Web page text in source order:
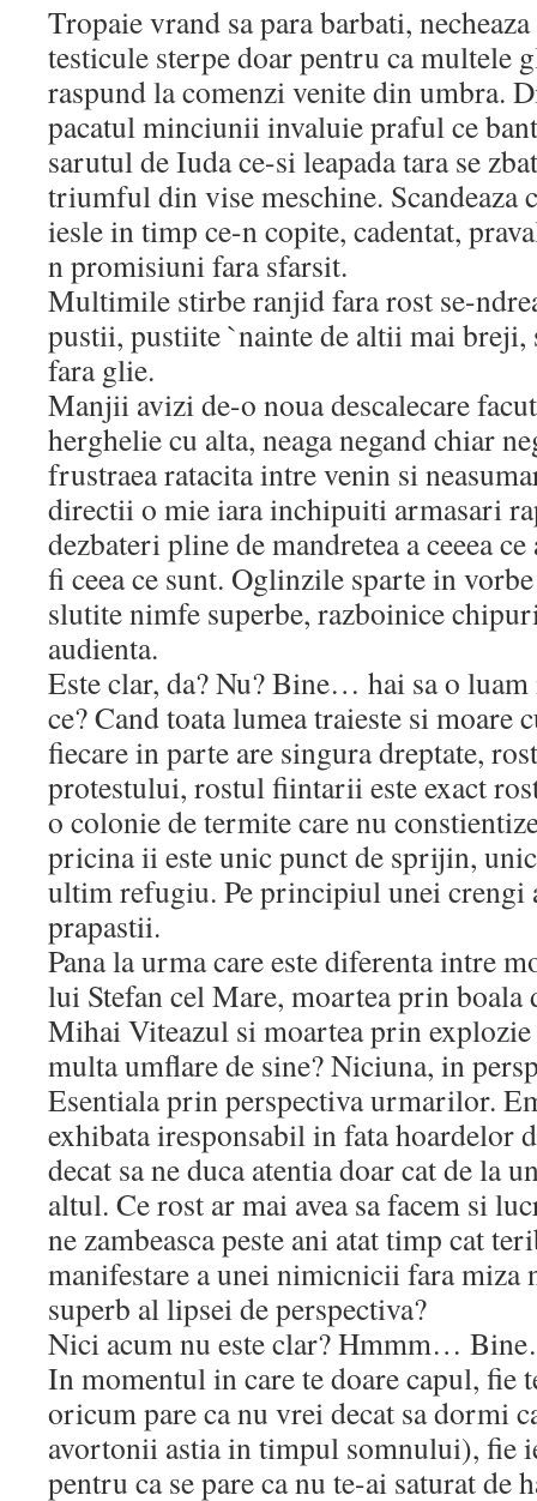
Tropaie vrand sa para barbati,
testicule sterpe doar pentru ca multele
raspund la comenzi venite din umbra.
pacatul minciunii invaluie praful ce
sarutul de Iuda ce-si leapada tara se
triumful din vise meschine.
iesle in timp ce-n copite, cadentat,
n promisiuni fara sfarsit.
Multimile stirbe ranjid fara rost se-
pustii, pustiite `nainte de altii mai
fara glie.
Manjii avizi de-o noua descalecare
herghelie cu alta, neaga negand chiar
frustraea ratacita intre venin si
directii o mie iara inchipuiti armasari
dezbateri pline de mandretea a ceeea
fi ceea ce sunt. Oglinzile sparte in
slutite nimfe superbe, razboinice
audienta.
Este clar, da? Nu? Bine… hai sa o
ce? Cand toata lumea traieste si moare
fiecare in parte are singura dreptate,
protestului, rostul fiintarii este exact
o colonie de termite care nu
pricina ii este unic punct de sprijin,
ultim refugiu. Pe principiul unei crengi
prapastii.
Pana la urma care este diferenta intre
lui Stefan cel Mare, moartea prin boala
Mihai Viteazul si moartea prin
multa umflare de sine? Niciuna, in
Esentiala prin perspectiva urmarilor.
exhibata iresponsabil in fata hoardelor
decat sa ne duca atentia doar cat de la
altul. Ce rost ar mai avea sa facem si
ne zambeasca peste ani atat timp cat
manifestare a unei nimicnicii fara miza
superb al lipsei de perspectiva?
Nici acum nu este clar? Hmmm…
In momentul in care te doare capul, fie
oricum pare ca nu vrei decat sa dormi
avortonii astia in timpul somnului), fie
pentru ca se pare ca nu te-ai saturat de